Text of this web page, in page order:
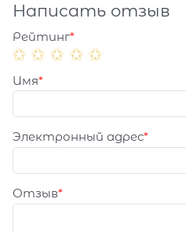
Написать отзыв
Рейтинг
Имя
Электронный адрес
Отзыв